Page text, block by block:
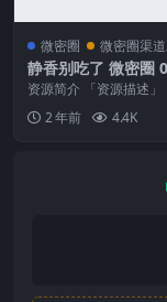
微密圈 微密圈渠
静香别吃了 微密圈
资源简介 「资源描述」
香别吃了 微密圈 004期
V】 「资...
2 年前 4.4K